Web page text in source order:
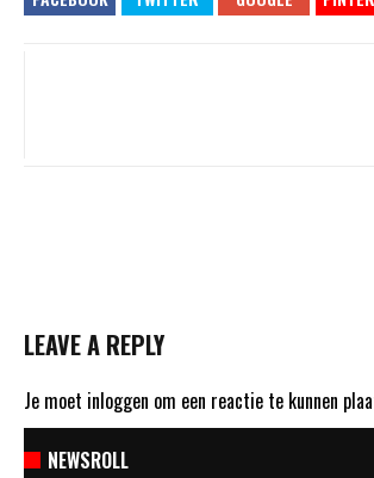
LEAVE A REPLY
Je moet inloggen om een reactie te kunnen
NEWSROLL